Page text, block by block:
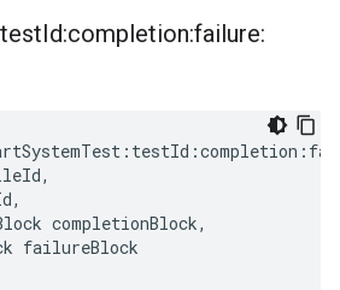
Id:completion:failure:
completionBlock,
failureBlock